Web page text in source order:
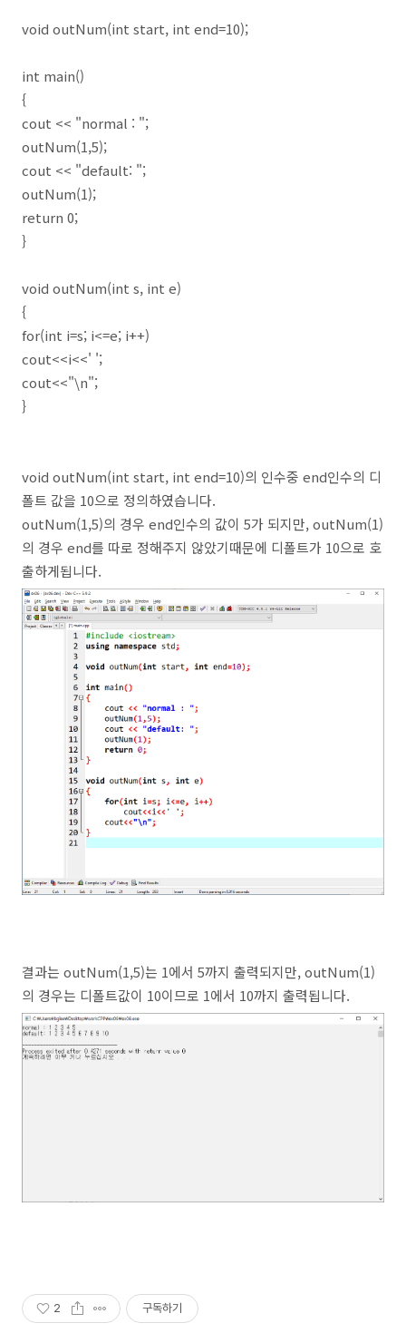
void outNum(int start, int end=10);
int main()
{
cout << "normal : ";
outNum(1,5);
cout << "default: ";
outNum(1);
return 0;
}
void outNum(int s, int e)
{
for(int i=s; i<=e; i++)
cout<<i<<' ';
cout<<"\n";
}
void outNum(int start, int end=10)의 인수중 end인수의 디
폴트 값을 10으로 정의하였습니다.
outNum(1,5)의 경우 end인수의 값이 5가 되지만, outNum(1)
의 경우 end를 따로 정해주지 않았기때문에 디폴트가 10으로 호
출하게됩니다.
결과는 outNum(1,5)는 1에서 5까지 출력되지만, outNum(1)
의 경우는 디폴트값이 10이므로 1에서 10까지 출력됩니다.
2 구독하기